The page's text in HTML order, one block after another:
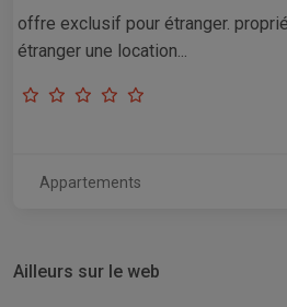
offre exclusif pour étranger.
étranger une location...
Appartements
Ailleurs sur le web